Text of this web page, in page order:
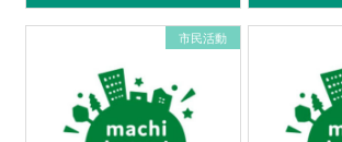
市民活動